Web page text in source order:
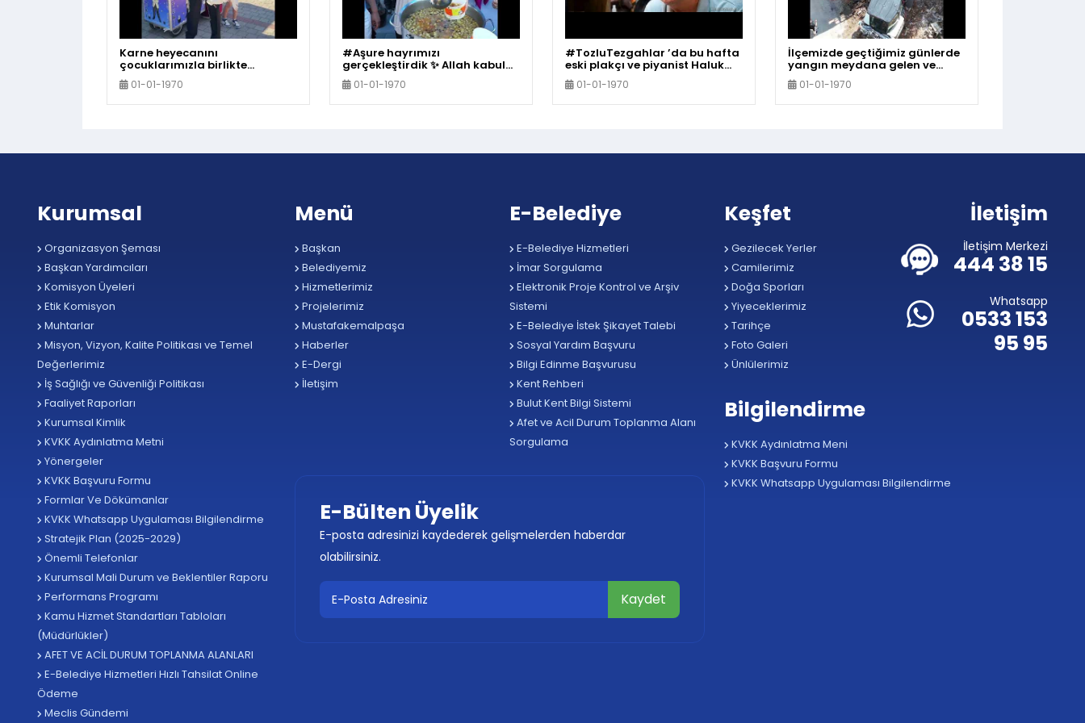
Karne heyecanını
çocuklarımızla birlikte
yaşadık. İyi tatiller çocuklar
01-01-1970
#Aşure hayrımızı
gerçekleştirdik ✨ Allah kabul
etsin01-01-1970
#TozluTezgahlar ’da bu hafta
eski plakçı ve piyanist Haluk
Başaran’ın hikayesine konuk
oluyoruz..
01-01-1970
İlçemizde geçtiğimiz günlerde
yangın meydana gelen ve
çevre güvenliğini tehdit eden
metruk bina yıkıldı
01-01-1970
Kurumsal
Organizasyon Şeması
Başkan Yardımcıları
Komisyon Üyeleri
Etik Komisyon
Muhtarlar
Misyon, Vizyon, Kalite Politikası ve Temel
Değerlerimiz
İş Sağlığı ve Güvenliği Politikası
Faaliyet Raporları
Kurumsal Kimlik
KVKK Aydınlatma Metni
Yönergeler
KVKK Başvuru Formu
Formlar Ve Dökümanlar
KVKK Whatsapp Uygulaması Bilgilendirme
Stratejik Plan (2025-2029)
Önemli Telefonlar
Kurumsal Mali Durum ve Beklentiler Raporu
Performans Programı
Kamu Hizmet Standartları Tabloları
(Müdürlükler)
AFET VE ACİL DURUM TOPLANMA ALANLARI
E-Belediye Hizmetleri Hızlı Tahsilat Online
Ödeme
Meclis Gündemi
Menü
Başkan
Belediyemiz
Hizmetlerimiz
Projelerimiz
Mustafakemalpaşa
Haberler
E-Dergi
İletişim
E-Belediye
E-Belediye Hizmetleri
İmar Sorgulama
Elektronik Proje Kontrol ve Arşiv
Sistemi
E-Belediye İstek Şikayet Talebi
Sosyal Yardım Başvuru
Bilgi Edinme Başvurusu
Kent Rehberi
Bulut Kent Bilgi Sistemi
Afet ve Acil Durum Toplanma Alanı
Sorgulama
E-Bülten Üyelik
E-posta adresinizi kaydederek gelişmelerden haberdar
olabilirsiniz.
Keşfet
Gezilecek Yerler
Camilerimiz
Doğa Sporları
Yiyeceklerimiz
Tarihçe
Foto Galeri
Ünlülerimiz
İletişim
İletişim Merkezi
444 38 15
Whatsapp
0533 153
95 95
Bilgilendirme
KVKK Aydınlatma Meni
KVKK Başvuru Formu
KVKK Whatsapp Uygulaması Bilgilendirme